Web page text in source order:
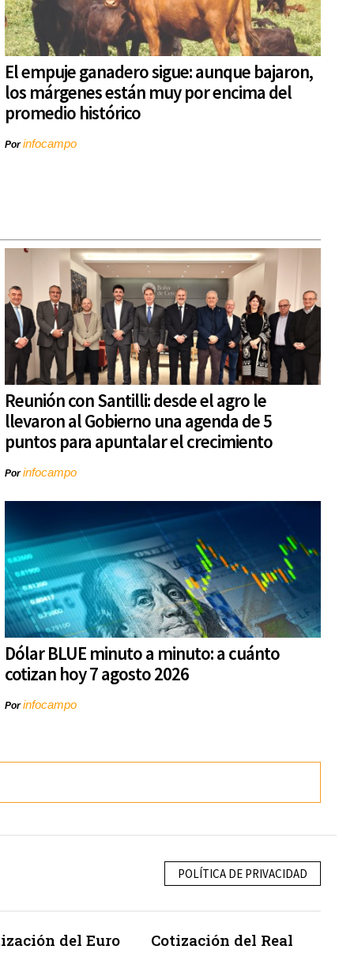
El empuje ganadero sigue: aunque bajaron,
los márgenes están muy por encima del
promedio histórico
Porinfocampo
Reunión con Santilli: desde el agro le
llevaron al Gobierno una agenda de 5
puntos para apuntalar el crecimiento
Porinfocampo
Dólar BLUE minuto a minuto: a cuánto
cotizan hoy 7 agosto 2026
Porinfocampo
POLÍTICA DE PRIVACIDAD
del Euro Cotización del Real